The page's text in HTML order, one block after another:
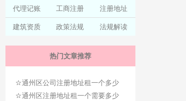
代理记账 工商注册
注册地址
建筑资质
政策法规 法规解读
热门文章推荐
☆通州区公司注册地址租一个多少
钱？有哪些选择？
☆通州区注册地址租一个需要多少